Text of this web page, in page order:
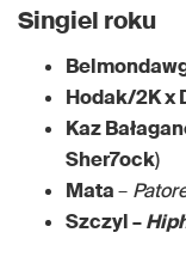
Singiel roku
Hodak/2K x
Kaz
Sher7ock)
Mata–
Szczyl –